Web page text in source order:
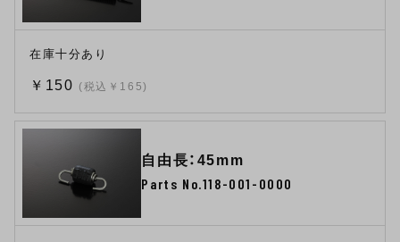
在庫十分あり
￥150 (税込￥165)
自由長：45mm
Parts No.118-001-0000